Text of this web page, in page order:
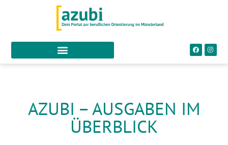
AZUBI – AUSGABEN IM
ÜBERBLICK